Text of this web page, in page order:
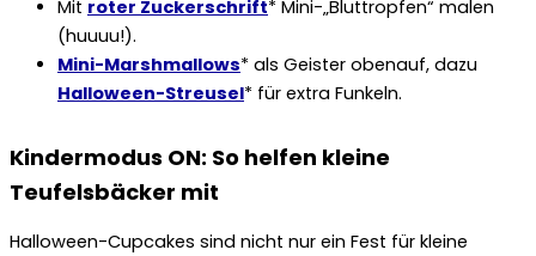
Mit roter Zuckerschrift* Mini-„Bluttropfen“ malen
(huuuu!).
Mini-Marshmallows* als Geister obenauf, dazu
Halloween-Streusel* für extra Funkeln.
Kindermodus ON: So helfen kleine
Teufelsbäcker mit
Halloween-Cupcakes sind nicht nur ein Fest für kleine